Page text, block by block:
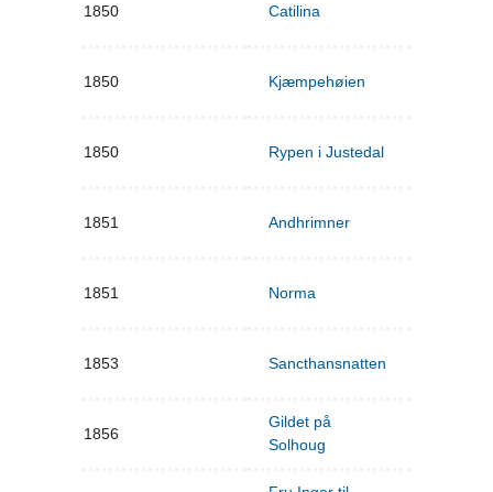
1850 Catilina
1850 Kjæmpehøien
1850 Rypen i Justedal
1851 Andhrimner
1851 Norma
1853 Sancthansnatten
1856
Gildet på
Solhoug